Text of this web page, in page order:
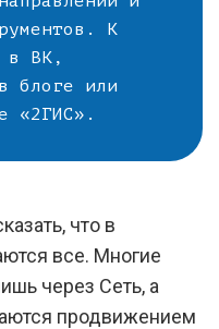
К
в ВК,
блоге или
«2ГИС».
что в
все. Многие
через Сеть, а
продвижением